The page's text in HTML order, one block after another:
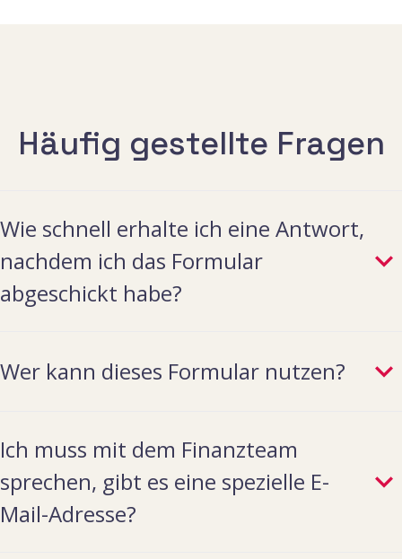
Häufig gestellte Fragen
Wie schnell erhalte ich eine Antwort,
nachdem ich das Formular
abgeschickt habe?
Wir bemühen uns, Ihnen noch am selben
an einem Feiertag kontaktieren, erhalten
Sie am nächsten Werktag eine Antwort.
Sie haben einen Notfall? Erwähnen Sie
dies bitte in Ihrer Nachricht und wir
Wer kann dieses Formular nutzen?
Jeder kann hier starten. Schreiben Sie uns
einfach in Ihrer Nachricht, was Sie
benötigen oder worüber Sie uns
informieren möchten.
Ich muss mit dem Finanzteam
sprechen, gibt es eine spezielle E-
Mail-Adresse?